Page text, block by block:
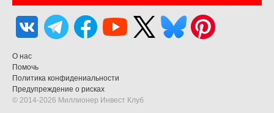
О нас
Помочь
Политика конфидениальности
Предупреждение о рисках
© 2014-2026 Миллионер Инвест Клуб